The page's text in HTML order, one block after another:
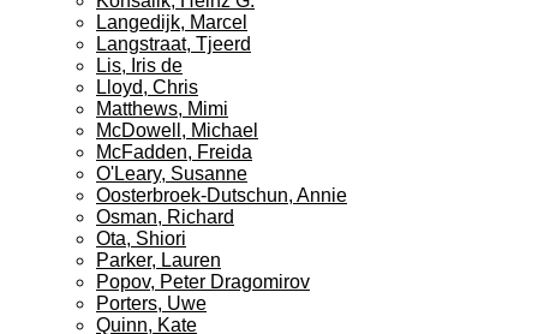
Langedijk, Marcel
Langstraat, Tjeerd
Lis, Iris de
Lloyd, Chris
Matthews, Mimi
McDowell, Michael
McFadden, Freida
O'Leary, Susanne
Oosterbroek-Dutschun, Annie
Osman, Richard
Ota, Shiori
Parker, Lauren
Popov, Peter Dragomirov
Porters, Uwe
Quinn, Kate